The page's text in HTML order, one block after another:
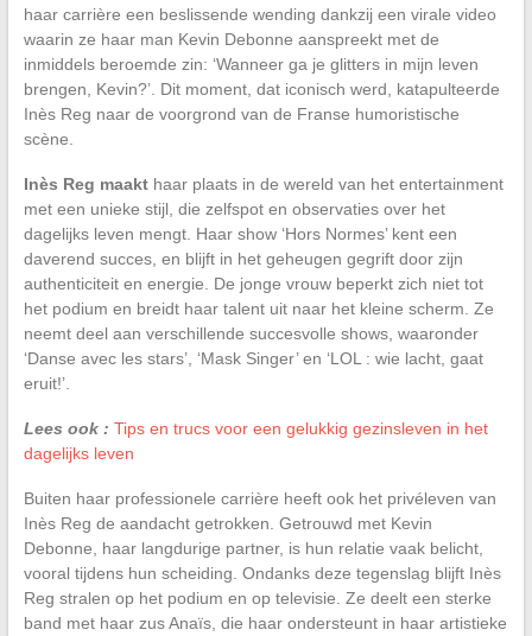
haar carrière een beslissende wending dankzij een virale video
waarin ze haar man Kevin Debonne aanspreekt met de
inmiddels beroemde zin: ‘Wanneer ga je glitters in mijn leven
brengen, Kevin?’. Dit moment, dat iconisch werd, katapulteerde
Inès Reg naar de voorgrond van de Franse humoristische
scène.
Inès Reg maakthaar plaats in de wereld van het entertainment
met een unieke stijl, die zelfspot en observaties over het
dagelijks leven mengt. Haar show ‘Hors Normes’ kent een
daverend succes, en blijft in het geheugen gegrift door zijn
authenticiteit en energie. De jonge vrouw beperkt zich niet tot
het podium en breidt haar talent uit naar het kleine scherm. Ze
neemt deel aan verschillende succesvolle shows, waaronder
‘Danse avec les stars’, ‘Mask Singer’ en ‘LOL : wie lacht, gaat
eruit!’.
Lees ook : Tips en trucs voor een gelukkig gezinsleven in het
dagelijks leven
Buiten haar professionele carrière heeft ook het privéleven van
Inès Reg de aandacht getrokken. Getrouwd met Kevin
Debonne, haar langdurige partner, is hun relatie vaak belicht,
vooral tijdens hun scheiding. Ondanks deze tegenslag blijft Inès
Reg stralen op het podium en op televisie. Ze deelt een sterke
band met haar zus Anaïs, die haar ondersteunt in haar artistieke